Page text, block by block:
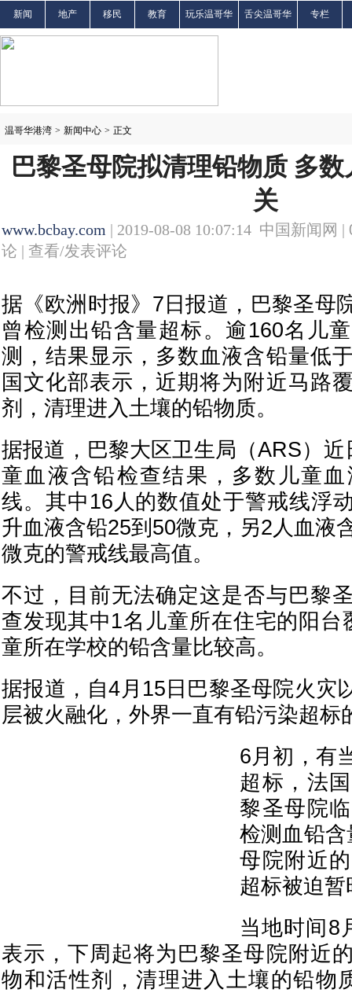
新闻 地产 移民 教育 玩乐温哥华 舌尖温哥华 专栏
温哥华港湾 > 新闻中心 > 正文
巴黎圣母院拟清理铅物质 多
关
www.bcbay.com | 2019-08-08 10:07:14 中国新闻网 |
论 | 查看/发表评论
据《欧洲时报》7日报道，巴黎圣母
曾检测出铅含量超标。逾160名儿
测，结果显示，多数血液含铅量低
国文化部表示，近期将为附近马路
剂，清理进入土壤的铅物质。
据报道，巴黎大区卫生局（ARS）
童血液含铅检查结果，多数儿童
线。其中16人的数值处于警戒线浮
升血液含铅25到50微克，另2人血液
微克的警戒线最高值。
不过，目前无法确定这是否与巴黎
查发现其中1名儿童所在住宅的阳台
童所在学校的铅含量比较高。
据报道，自4月15日巴黎圣母院火灾
层被火融化，外界一直有铅污染超标
6月初，有
超标，法
黎圣母院
检测血铅
母院附近
超标被迫
当地时间8
表示，下周起将为巴黎圣母院附近
物和活性剂，清理进入土壤的铅物